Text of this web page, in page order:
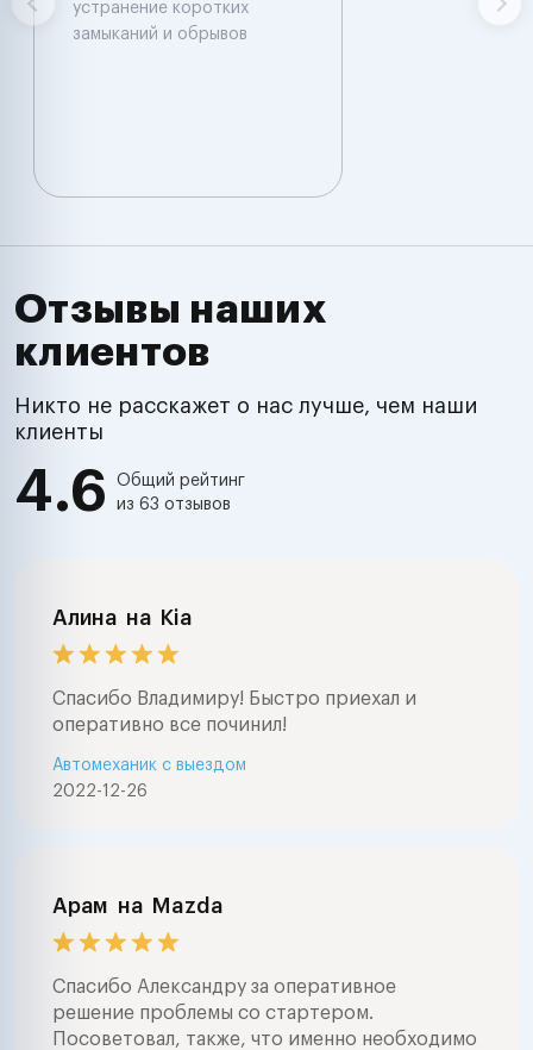
устранение коротких
замыканий и обрывов
Отзывы наших
клиентов
Никто не расскажет о нас лучше, чем наши
клиенты
4.6
Общий рейтинг
из 63 отзывов
Алина на Kia
Спасибо Владимиру! Быстро приехал и
оперативно все починил!
2022-12-26
Автомеханик с выездом
Арам на Mazda
Спасибо Александру за оперативное
решение проблемы со стартером.
Посоветовал, также, что именно необходимо